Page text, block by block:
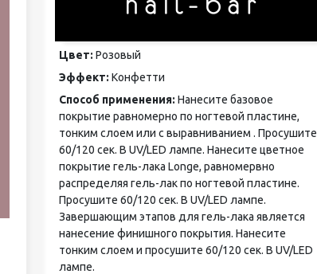
Лампы для сушки ногтей
Лечение и уход за кутикулой и
Пилки для ногтей
Расходные материалы
Средства для кислотного и
щелочного педикюра
Стерилизаторы
Оборудование
Цвет: Розовый
Эффект: Конфетти
Способ применения: Нанесите базовое
покрытие равномерно по ногтевой пластине,
тонким слоем или с выравниванием . Просушите
60/120 сек. В UV/LED лампе. Нанесите цветное
покрытие гель-лака Longe, равномервно
распределяя гель-лак по ногтевой пластине.
Просушите 60/120 сек. В UV/LED лампе.
Завершающим этапов для гель-лака является
нанесение финишного покрытия. Нанесите
тонким слоем и просушите 60/120 сек. В UV/LED
лампе.